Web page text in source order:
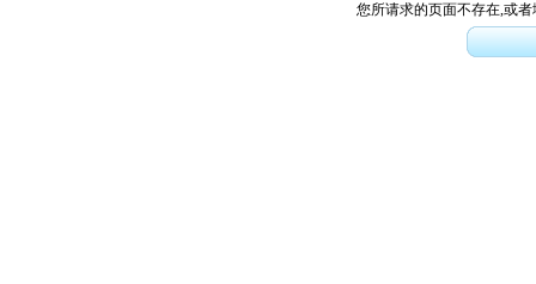
您所请求的页面不存在,或者